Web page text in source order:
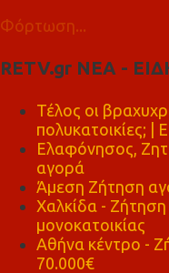
Φόρτωση...
RETV.gr ΝΕΑ -
Τέλος οι
πολυκατοικίες;
Ελαφόνησος,
αγορά
Άμεση Ζήτηση
Χαλκίδα - Ζήτηση
μονοκατοικίας
Αθήνα κέντρο -
70.000€